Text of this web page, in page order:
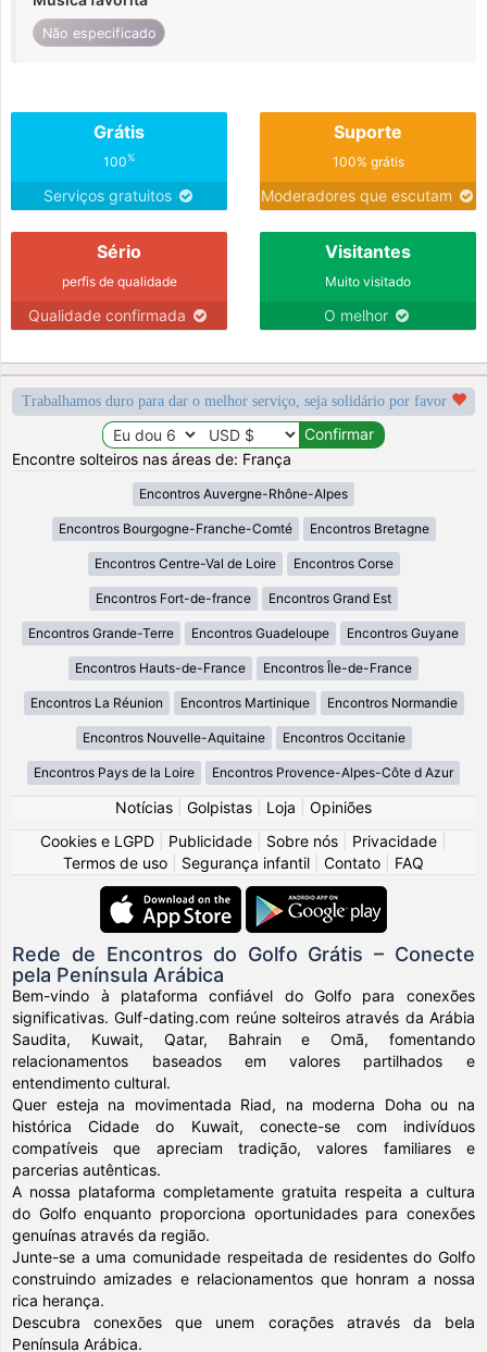
Não especificado
Grátis
100%
Serviços gratuitos
Suporte
100% grátis
Moderadores que escutam
Sério
perfis de qualidade
Qualidade confirmada
Visitantes
Muito visitado
O melhor
Trabalhamos duro para dar o melhor serviço, seja solidário por favor
Encontre solteiros nas áreas de: França
Encontros Auvergne-Rhône-Alpes
Encontros Bourgogne-Franche-Comté Encontros Bretagne
Encontros Centre-Val de Loire Encontros Corse
Encontros Fort-de-france Encontros Grand Est
Encontros Grande-Terre Encontros Guadeloupe Encontros Guyane
Encontros Hauts-de-France Encontros Île-de-France
Encontros La Réunion Encontros Martinique Encontros Normandie
Encontros Nouvelle-Aquitaine Encontros Occitanie
Encontros Pays de la Loire Encontros Provence-Alpes-Côte d Azur
Notícias Golpistas Loja
Opiniões
Cookies e LGPD
Publicidade Sobre nós Privacidade
Termos de uso
Segurança infantil Contato FAQ
Rede de Encontros do Golfo Grátis – Conecte
pela Península Arábica
Bem-vindo à plataforma confiável do Golfo para conexões
significativas. Gulf-dating.com reúne solteiros através da Arábia
Saudita, Kuwait, Qatar, Bahrain e Omã, fomentando
relacionamentos baseados em valores partilhados e
entendimento cultural.
Quer esteja na movimentada Riad, na moderna Doha ou na
histórica Cidade do Kuwait, conecte-se com indivíduos
compatíveis que apreciam tradição, valores familiares e
parcerias autênticas.
A nossa plataforma completamente gratuita respeita a cultura
do Golfo enquanto proporciona oportunidades para conexões
genuínas através da região.
Junte-se a uma comunidade respeitada de residentes do Golfo
construindo amizades e relacionamentos que honram a nossa
rica herança.
Descubra conexões que unem corações através da bela
Península Arábica.